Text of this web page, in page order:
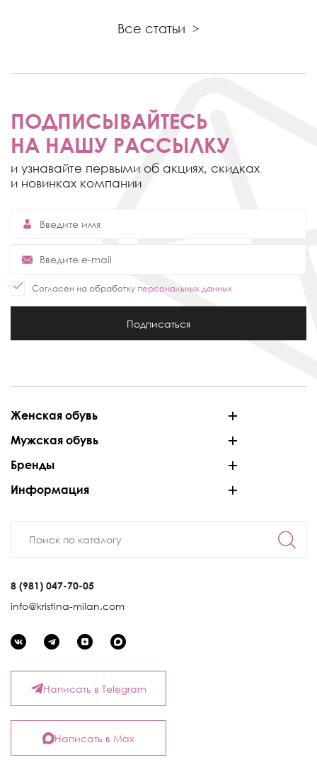
Все статьи >
ПОДПИСЫВАЙТЕСЬ
НА НАШУ РАССЫЛКУ
и узнавайте первыми об акциях, скидках
и новинках компании
Согласен на обработку персональных данных
Подписаться
Женская обувь
Мужская обувь
Бренды
Информация
8 (981) 047-70-05
info@kristina-milan.com
Написать в Telegram
Написать в Max